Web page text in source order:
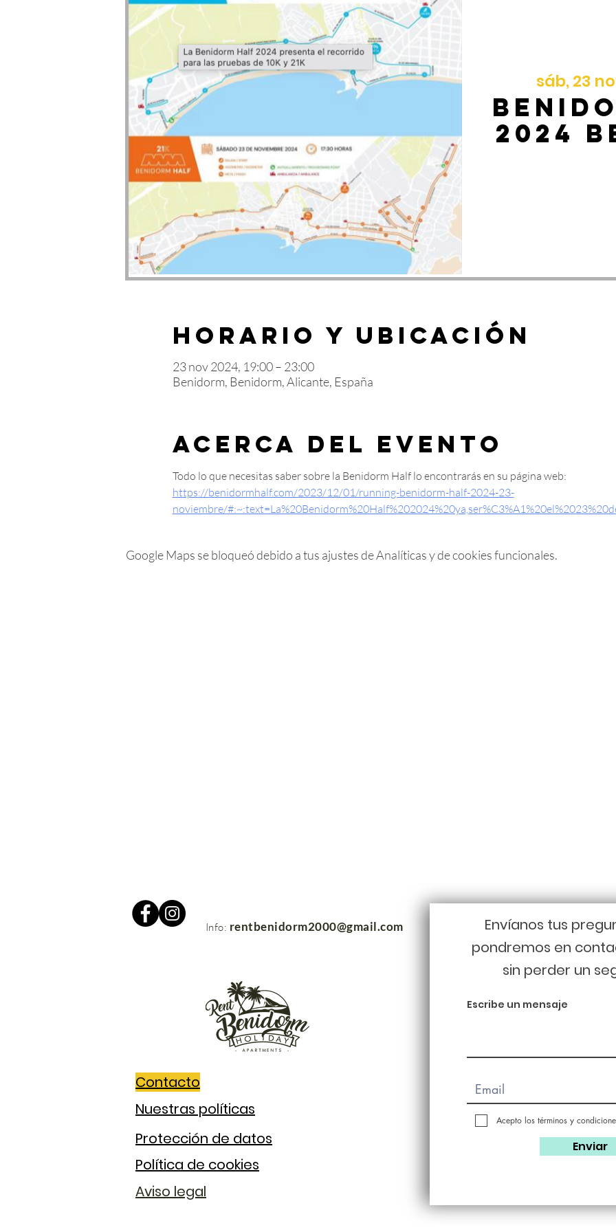
sáb, 23
2024
Horario y ubicación
23 nov 2024, 19:00 – 23:00
Benidorm, Benidorm, Alicante, España
Acerca del evento
Todo lo que necesitas saber sobre la Benidorm Half lo encontrarás en su página web:
https://benidormhalf.com/2023/12/01/running-benidorm-half-2024-23-
noviembre/
Google Maps se bloqueó debido a tus ajustes de Analíticas y de cookies funcionales.
Info: rentbenidorm2000@gmail.com
Contacto
Nuestras políticas
Protección de datos
Política de cookies
Aviso legal
Envíanos tus
pondremos en
sin perder un
Escribe un mensaje
Acepto los términos y
Enviar